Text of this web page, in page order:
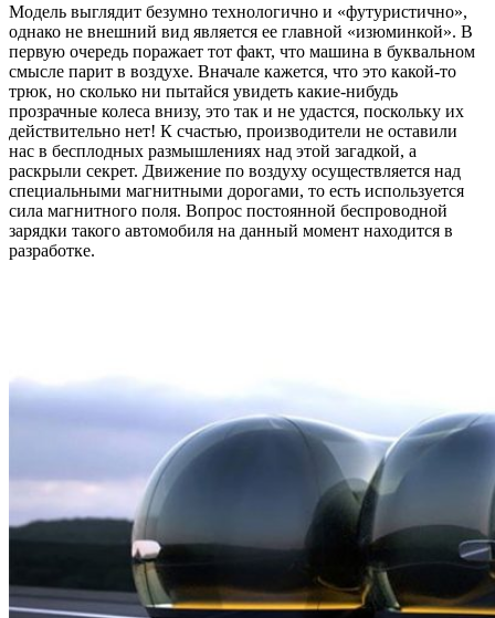
Модель выглядит безумно технологично и «футуристично»,
однако не внешний вид является ее главной «изюминкой». В
первую очередь поражает тот факт, что машина в буквальном
смысле парит в воздухе. Вначале кажется, что это какой-то
трюк, но сколько ни пытайся увидеть какие-нибудь
прозрачные колеса внизу, это так и не удастся, поскольку их
действительно нет! К счастью, производители не оставили
нас в бесплодных размышлениях над этой загадкой, а
раскрыли секрет. Движение по воздуху осуществляется над
специальными магнитными дорогами, то есть используется
сила магнитного поля. Вопрос постоянной беспроводной
зарядки такого автомобиля на данный момент находится в
разработке.